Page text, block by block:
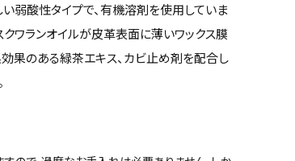
お札を折らずに収納
手のひらサイズ
使い方色々
価格帯から探す
〜10,000円
10,001円〜20,000
30,001円〜
弱酸性タイプで、有機溶剤を使用していま
ワランオイルが皮革表面に薄いワックス膜
果のある緑茶エキス、カビ止め剤を配合し